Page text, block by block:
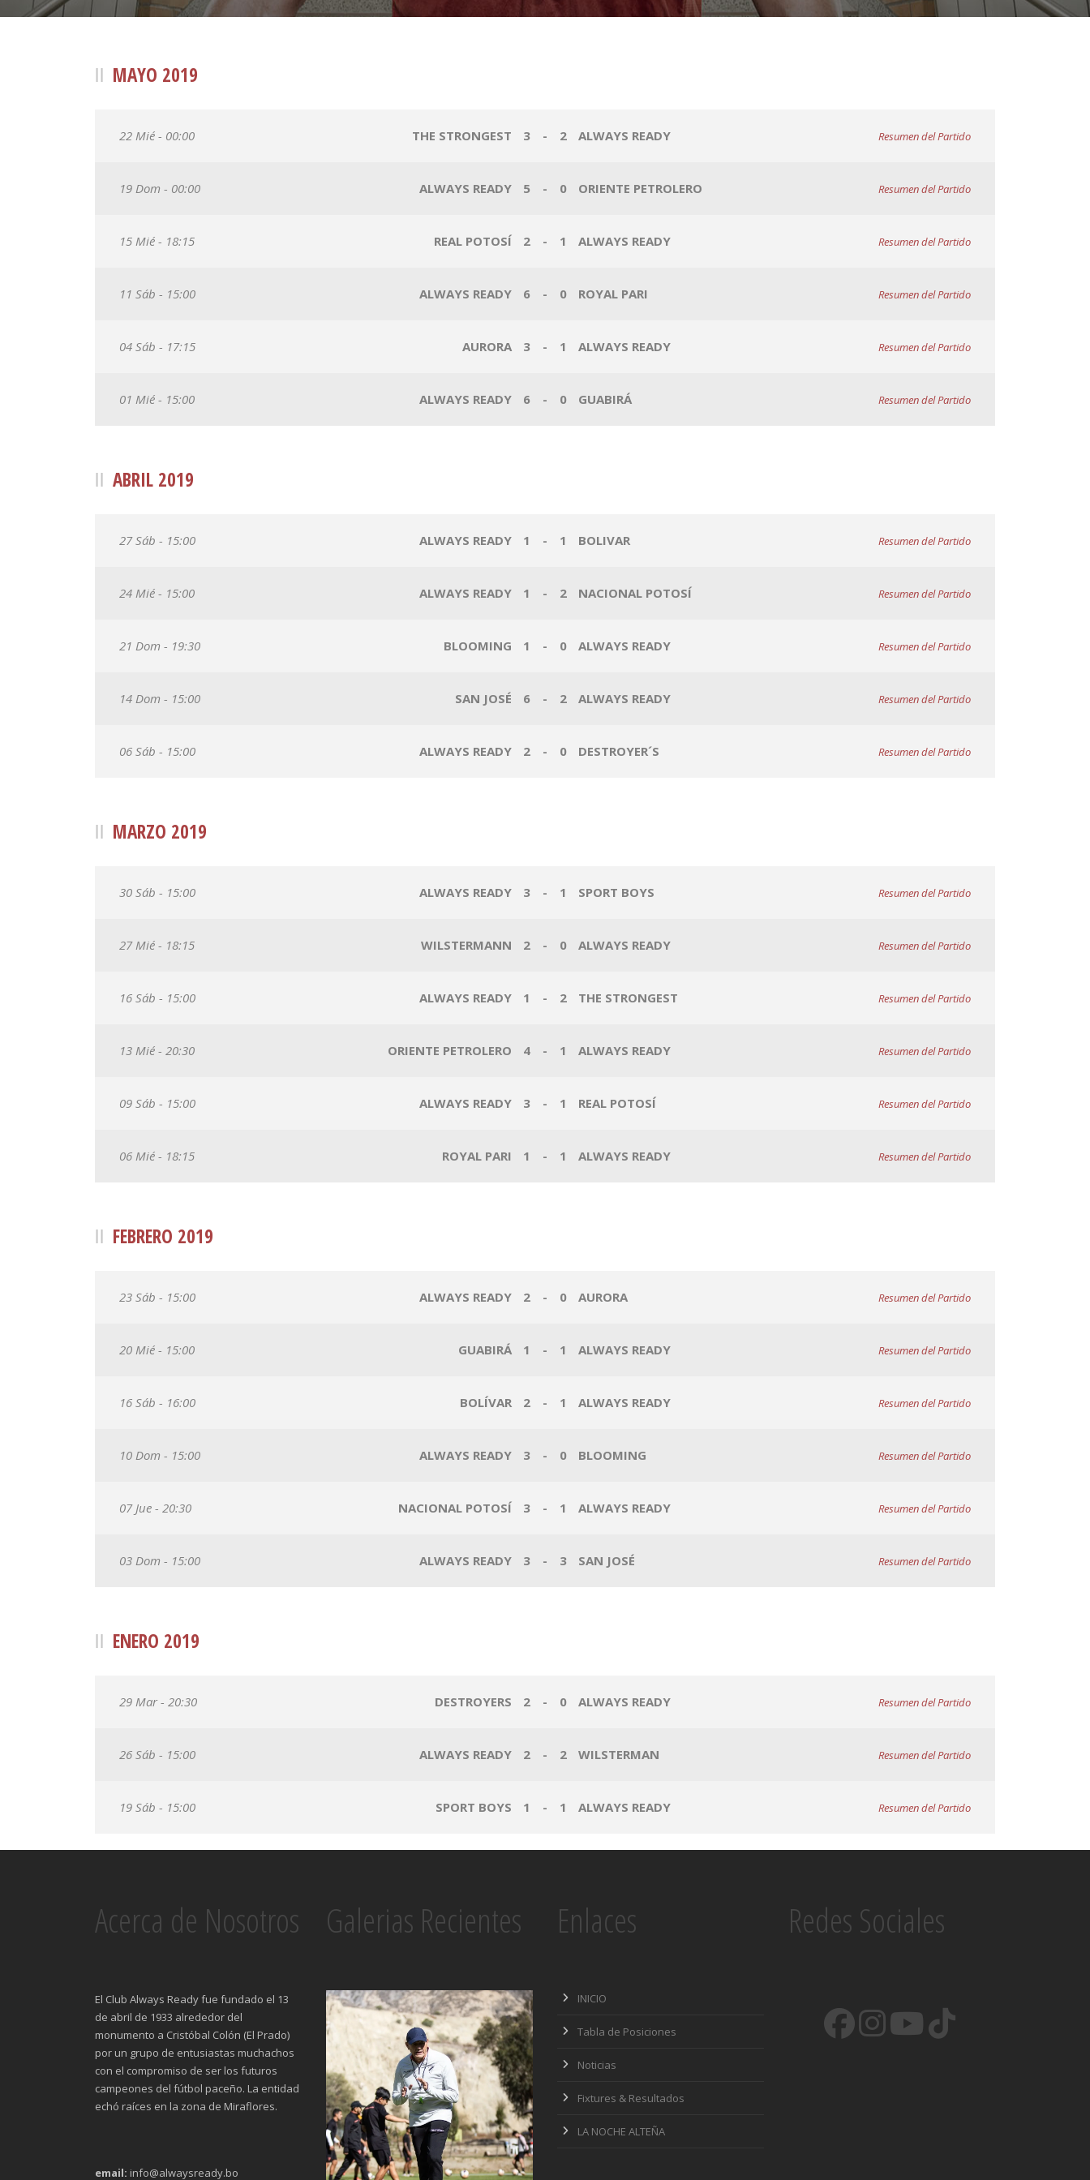
MAYO 2019
22 Mié - 00:00 THE STRONGEST 3 - 2 ALWAYS READY Resumen del Partido
19 Dom - 00:00 ALWAYS READY 5 - 0 ORIENTE PETROLERO Resumen del Partido
15 Mié - 18:15 REAL POTOSÍ 2 - 1 ALWAYS READY Resumen del Partido
11 Sáb - 15:00 ALWAYS READY 6 - 0 ROYAL PARI Resumen del Partido
04 Sáb - 17:15 AURORA 3 - 1 ALWAYS READY Resumen del Partido
01 Mié - 15:00 ALWAYS READY 6 - 0 GUABIRÁ Resumen del Partido
ABRIL 2019
27 Sáb - 15:00 ALWAYS READY 1 - 1 BOLIVAR Resumen del Partido
24 Mié - 15:00 ALWAYS READY 1 - 2 NACIONAL POTOSÍ Resumen del Partido
21 Dom - 19:30 BLOOMING 1 - 0 ALWAYS READY Resumen del Partido
14 Dom - 15:00 SAN JOSÉ 6 - 2 ALWAYS READY Resumen del Partido
06 Sáb - 15:00 ALWAYS READY 2 - 0 DESTROYER´S Resumen del Partido
MARZO 2019
30 Sáb - 15:00 ALWAYS READY 3 - 1 SPORT BOYS Resumen del Partido
27 Mié - 18:15 WILSTERMANN 2 - 0 ALWAYS READY Resumen del Partido
16 Sáb - 15:00 ALWAYS READY 1 - 2 THE STRONGEST Resumen del Partido
13 Mié - 20:30 ORIENTE PETROLERO 4 - 1 ALWAYS READY Resumen del Partido
09 Sáb - 15:00 ALWAYS READY 3 - 1 REAL POTOSÍ Resumen del Partido
06 Mié - 18:15 ROYAL PARI 1 - 1 ALWAYS READY Resumen del Partido
FEBRERO 2019
23 Sáb - 15:00 ALWAYS READY 2 - 0 AURORA Resumen del Partido
20 Mié - 15:00 GUABIRÁ 1 - 1 ALWAYS READY Resumen del Partido
16 Sáb - 16:00 BOLÍVAR 2 - 1 ALWAYS READY Resumen del Partido
10 Dom - 15:00 ALWAYS READY 3 - 0 BLOOMING Resumen del Partido
07 Jue - 20:30 NACIONAL POTOSÍ 3 - 1 ALWAYS READY Resumen del Partido
03 Dom - 15:00 ALWAYS READY 3 - 3 SAN JOSÉ Resumen del Partido
ENERO 2019
29 Mar - 20:30 DESTROYERS 2 - 0 ALWAYS READY Resumen del Partido
26 Sáb - 15:00 ALWAYS READY 2 - 2 WILSTERMAN Resumen del Partido
19 Sáb - 15:00 SPORT BOYS 1 - 1 ALWAYS READY Resumen del Partido
Acerca de Nosotros
El Club Always Ready fue fundado el 13
de abril de 1933 alrededor del
monumento a Cristóbal Colón (El Prado)
por un grupo de entusiastas muchachos
con el compromiso de ser los futuros
campeones del fútbol paceño. La entidad
echó raíces en la zona de Miraflores.
email: info@alwaysready.bo
Galerias Recientes Enlaces
INICIO
Tabla de Posiciones
Noticias
Fixtures & Resultados
LA NOCHE ALTEÑA
Redes Sociales